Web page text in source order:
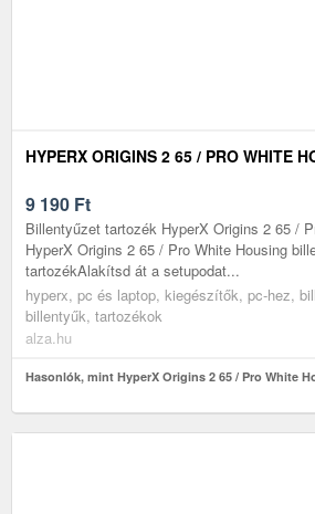
HYPERX ORIGINS 2 65 / PRO WHITE
9 190 Ft
Billentyűzet tartozék HyperX Origins 2 65 /
HyperX Origins 2 65 / Pro White Housing
tartozékAlakítsd át a setupodat...
hyperx, pc és laptop, kiegészítők, pc-hez,
billentyűk, tartozékok
alza.hu
Hasonlók, mint HyperX Origins 2 65 / Pro White